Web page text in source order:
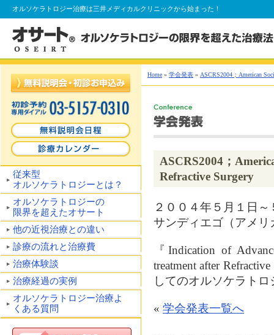
オルソケラトロジー治療は三井メディカルクリニックから始まった！
従来型
オルソケラトロジーとは？
オルソケラトロジーの
限界を超えたオサート
他の近視治療との違い
診療の流れと治療費
治療体験談
治療経過の実例
オルソケラトロジー治療よ
くある質問
Home » 学会発表 » ASCRS2004；American
ASCRS2004；
Refractive Surgery
２００４年５月１日～
サンディエゴ（アメリ
『Indication of
treatment after
してのオルソケラトロ
« 学会発表一覧へ